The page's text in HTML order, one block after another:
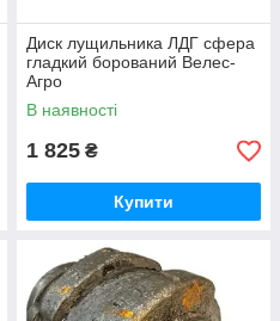
Диск лущильника ЛДГ сфера
гладкий борований Велес-
Агро
В наявності
1 825 ₴
Купити